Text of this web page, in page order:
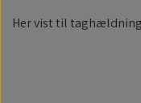
Her vist til